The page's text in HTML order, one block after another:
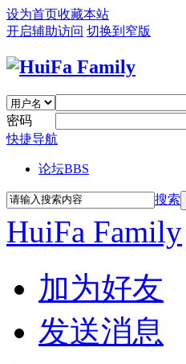
设为首页收藏本站
开启辅助访问 切换到窄版
密码
快捷导航
论坛BBS
搜索
HuiFa Family
加为好友
发送消息